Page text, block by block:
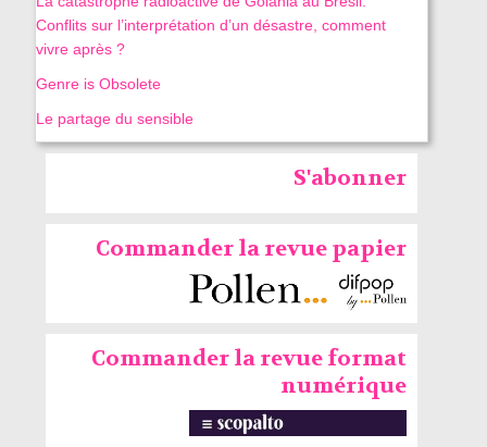
Conflits sur l’interprétation d’un désastre, comment
vivre après ?
Genre is Obsolete
Le partage du sensible
S'abonner
Commander la revue papier
Commander la revue format
numérique